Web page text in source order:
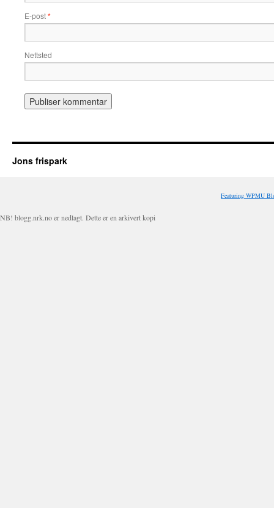
E-post*
Nettsted
Jons frispark
Featuring WPMU
NB! blogg.nrk.no er nedlagt. Dette er en arkivert kopi